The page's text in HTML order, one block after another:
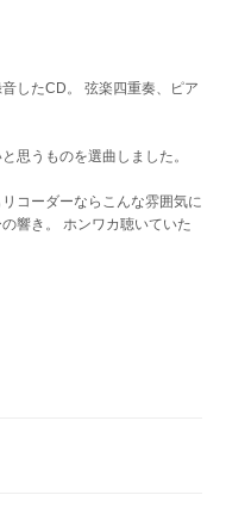
したCD。 弦楽四重奏、ピア
思うものを選曲しました。
コーダーならこんな雰囲気に
響き。 ホンワカ聴いていた